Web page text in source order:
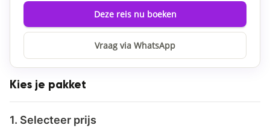
Deze reis nu boeken
Vraag via WhatsApp
Kies je pakket
1. Selecteer prijs